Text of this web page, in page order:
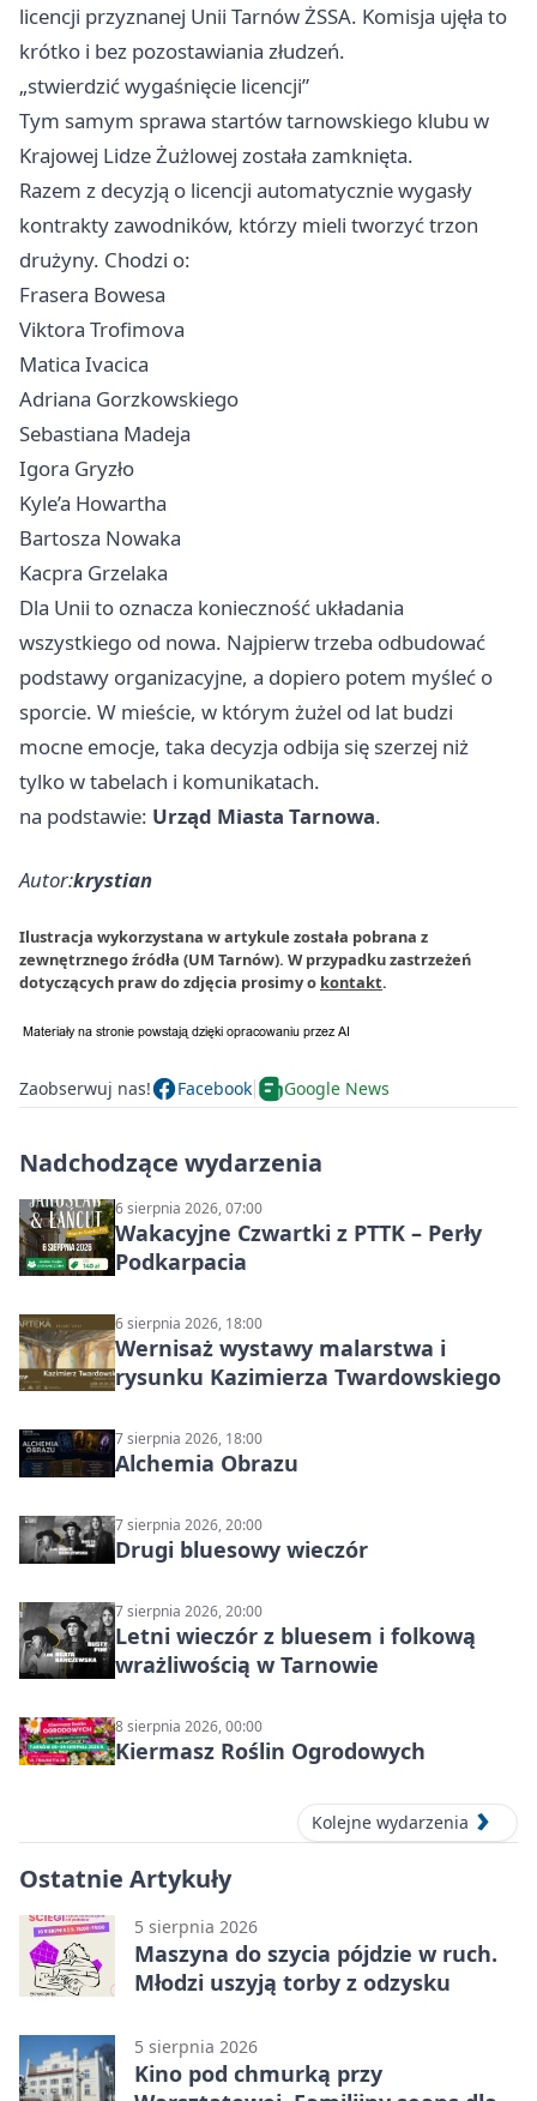
licencji przyznanej Unii Tarnów ŻSSA. Komisja ujęła to
krótko i bez pozostawiania złudzeń.
„stwierdzić wygaśnięcie licencji”
Tym samym sprawa startów tarnowskiego klubu w
Krajowej Lidze Żużlowej została zamknięta.
Razem z decyzją o licencji automatycznie wygasły
kontrakty zawodników, którzy mieli tworzyć trzon
drużyny. Chodzi o:
Frasera Bowesa
Viktora Trofimova
Matica Ivacica
Adriana Gorzkowskiego
Sebastiana Madeja
Igora Gryzło
Kyle’a Howartha
Bartosza Nowaka
Kacpra Grzelaka
Dla Unii to oznacza konieczność układania
wszystkiego od nowa. Najpierw trzeba odbudować
podstawy organizacyjne, a dopiero potem myśleć o
sporcie. W mieście, w którym żużel od lat budzi
mocne emocje, taka decyzja odbija się szerzej niż
tylko w tabelach i komunikatach.
na podstawie: Urząd Miasta Tarnowa.
Autor:krystian
Ilustracja wykorzystana w artykule została pobrana z
zewnętrznego źródła (UM Tarnów). W przypadku zastrzeżeń
dotyczących praw do zdjęcia prosimy o kontakt.
Zaobserwuj nas! Facebook Google News
Nadchodzące wydarzenia
6 sierpnia 2026, 07:00
Wakacyjne Czwartki z PTTK – Perły
Podkarpacia
6 sierpnia 2026, 18:00
Wernisaż wystawy malarstwa i
rysunku Kazimierza Twardowskiego
7 sierpnia 2026, 18:00
Alchemia Obrazu
7 sierpnia 2026, 20:00
Drugi bluesowy wieczór
7 sierpnia 2026, 20:00
Letni wieczór z bluesem i folkową
wrażliwością w Tarnowie
8 sierpnia 2026, 00:00
Kiermasz Roślin Ogrodowych
Kolejne wydarzenia
Ostatnie Artykuły
5 sierpnia 2026
Maszyna do szycia pójdzie w ruch.
Młodzi uszyją torby z odzysku
5 sierpnia 2026
Kino pod chmurką przy